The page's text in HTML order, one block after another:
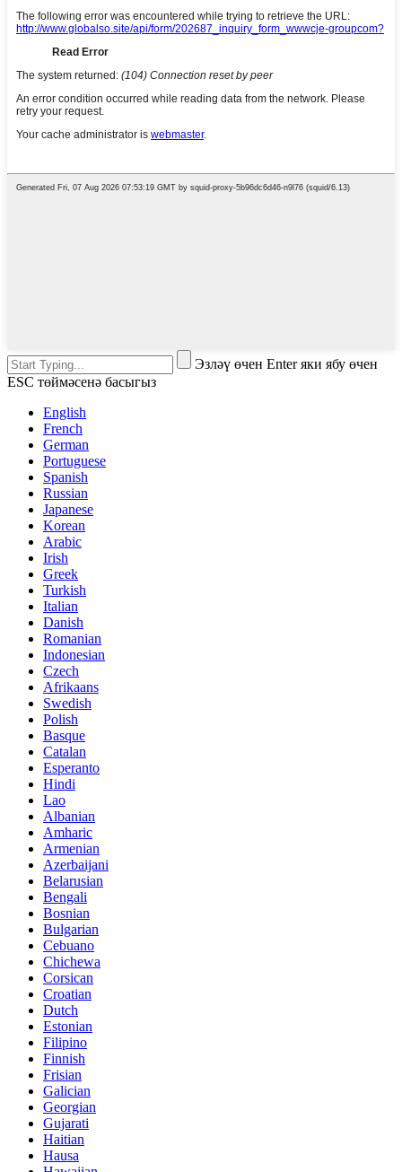
Эзләү өчен Enter яки ябу өчен
ESC төймәсенә басыгыз
English
French
German
Portuguese
Spanish
Russian
Japanese
Korean
Arabic
Irish
Greek
Turkish
Italian
Danish
Romanian
Indonesian
Czech
Afrikaans
Swedish
Polish
Basque
Catalan
Esperanto
Hindi
Lao
Albanian
Amharic
Armenian
Azerbaijani
Belarusian
Bengali
Bosnian
Bulgarian
Cebuano
Chichewa
Corsican
Croatian
Dutch
Estonian
Filipino
Finnish
Frisian
Galician
Georgian
Gujarati
Haitian
Hausa